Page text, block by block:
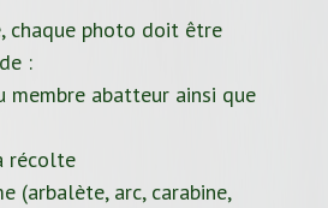
chaque photo doit être
:
membre abatteur ainsi que
récolte
(arbalète, arc, carabine,